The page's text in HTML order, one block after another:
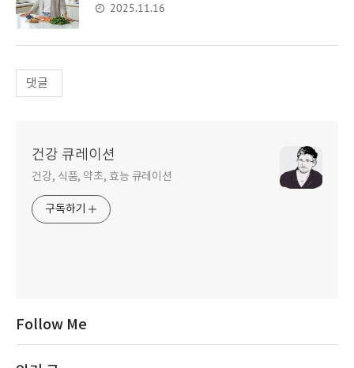
2025.11.16
댓글
건강 큐레이션
건강, 식품, 약초, 효능 큐레이션
구독하기
Follow Me